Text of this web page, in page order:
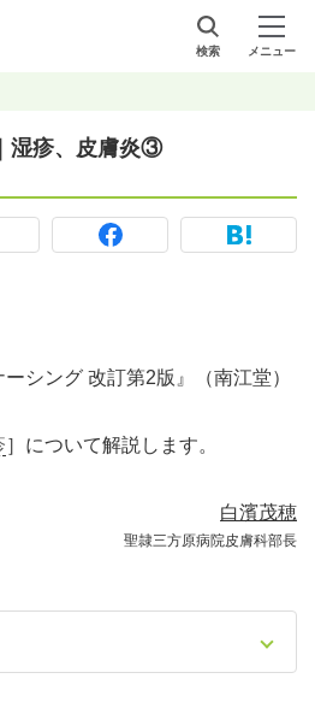
検索 メニュー
湿疹、皮膚炎③
シング 改訂第2版』（南江堂）
］について解説します。
白濱茂穂
聖隷三方原病院皮膚科部長